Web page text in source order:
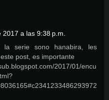
2017 a las 9:38 p.m.
la serie sono hanabira, les
post, es importante
2017/01/encu